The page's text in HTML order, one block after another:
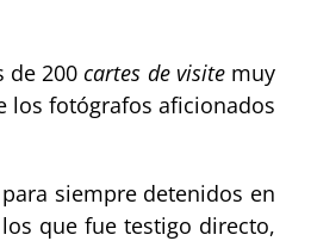
de 200cartes de visitemuy
los fotógrafos aficionados
siempre detenidos en
que fue testigo directo,